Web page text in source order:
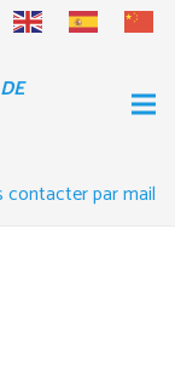
contacter par mail